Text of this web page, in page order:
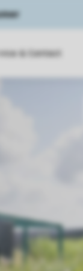
& Contact